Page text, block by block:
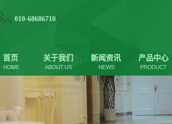
010-68686710
首页 关于我们 新闻资讯 产品中心